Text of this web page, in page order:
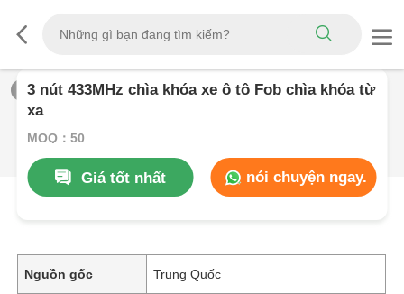
/ 0
3 nút 433MHz chìa khóa xe ô tô Fob chìa khóa từ
xa
MOQ：50
Giá tốt nhất
nói chuyện ngay.
Mô Tả SảN PHẩM
Nguồn gốc Trung Quốc